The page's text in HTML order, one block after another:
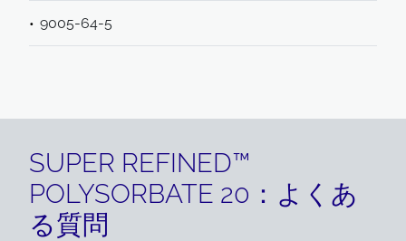
9005-64-5
SUPER REFINED™
POLYSORBATE 20：よくあ
る質問